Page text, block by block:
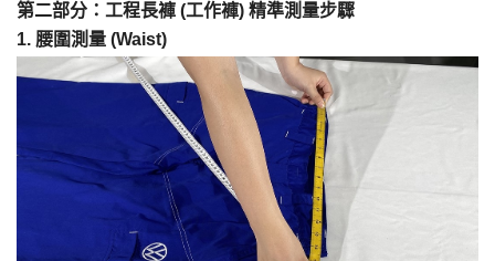
第二部分：工程長褲 (工作褲) 精準測量步驟
1. 腰圍測量 (Waist)